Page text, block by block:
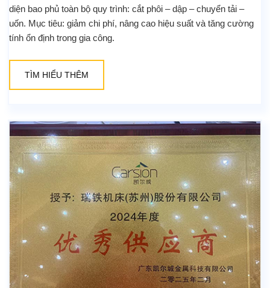
diện bao phủ toàn bộ quy trình: cắt phôi – dập – chuyển tải –
uốn. Mục tiêu: giảm chi phí, nâng cao hiệu suất và tăng cường
tính ổn định trong gia công.
TÌM HIỂU THÊM